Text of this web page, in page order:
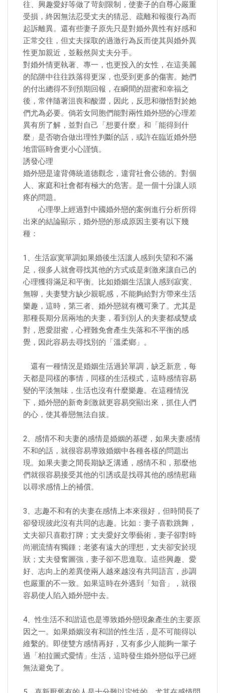
往、興趣愛好等做了苛刻限制，使妻子的自尊心嚴重
受損，終因無法忍受丈夫的猜忌、疏離和報復行為而
起訴離異。還有些妻子原先只是對婚外異性有好感和
正常交往，但丈夫採取的過激行為反而使其與婚外異
性更加親近，並毅然與丈夫分手。
對婚外情更執著、專一，也更投入的女性，在這美麗
的陷阱中往往跌落得更深，也受到更多的傷害。她們
的付出總得不到預期回報，在瞬間的甜蜜和幸福之
後，常伴隨著沮喪和酸澀，因此，反思和徹悟對於她
們尤為必要。倘若女同胞們能對兩性婚外戀的心理差
異有所了解，並對自己「想要什麼」和「能得到什
麼」是否吻合做出理性判斷的話，或許在臨近婚外戀
地雷區時會更小心謹慎。
誘發心理
婚外戀是違背傳統道德觀念，違背社會公德的。對個
人、家庭和社會都有極大的危害。是一個十分讓人頭
疼的問題。
心理學上經過對中國婚外戀的案例進行分析所得
出來的結論顯示，婚外戀的形成原因主要有以下幾
種：
1、生活寂寞單調如果婚後生活讓人感到失望和不滿
足，很多人就會尋找其他的方式或是刺激來讓自己的
心理獲得滿足和平衡。比如婚姻生活讓人感到寂寞、
無聊，夫妻雙方缺少親昵感，不能夠給對方帶來生活
樂趣，這時，第三者、婚外戀就有機可乘了。尤其是
那種長期分居兩地的夫妻，看到別人的夫妻都成雙成
對，恩愛甜蜜，心裡難免會產生失落和不平衡的感
覺，因此容易去尋找別的「溫柔鄉」。
還有一種情況是婚姻生活過於單調，缺乏新意，每
天都是同樣的事情，同樣的生活模式，這時感情容易
變的平淡無味，生活也沒有什麼樂趣。在這種情況
下，婚外戀的新奇刺激就更容易突顯出來，抓住人們
的心，使其眷戀無法自拔。
2、感情不和夫妻的感情是婚姻的基礎，如果夫妻感情
不和的話，就很容易導致婚姻中各種各樣的問題出
現。如果夫妻之間長期缺乏溝通，感情不和，那麼他
們就很容易接受其他的引誘或是找尋其他的感情慰藉
以尋求感情上的補償。
3、志趣不和有的夫妻在感情上本來很好，但時間長了
卻發現彼此沒有共同的志趣。比如：妻子喜歡跳舞，
丈夫卻只喜歡打牌；丈夫愛好文學藝術，妻子卻對時
尚潮流情有獨鍾；老婆有遠大的理想，丈夫卻安於現
狀；丈夫發奮圖強，妻子卻不思進取。這些興趣、愛
好、志向上的差異使兩人越來越沒有共同語言，步調
也嚴重的不一致。如果這時在外遇到「知音」，就很
容易使人陷入婚外戀中去。
4、性生活不和諧這也是導致婚外戀現象產生的主要原
因之一。如果婚姻沒有和諧的性生活，是不可能得以
維繫的。即使雙方感情再好，又有多少人能夠一輩子
過「柏拉圖式愛情」生活，這時發生婚外戀似乎已經
無法避免了。